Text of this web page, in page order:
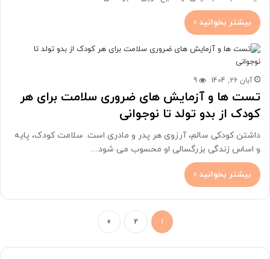
بیشتر بخوانید »
آبان 26, 1404 9
تست ها و آزمایش های ضروری سلامت برای هر
کودک از بدو تولد تا نوجوانی
داشتن کودکی سالم، آرزوی هر پدر و مادری است. سلامت کودک، پایه
و اساس زندگی بزرگسالی او محسوب می شود…
بیشتر بخوانید »
1
2
»